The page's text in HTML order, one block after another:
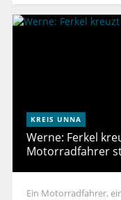
KREIS UNNA
Werne: Ferkel
Motorradfahrer
Ein Motorradfahrer,